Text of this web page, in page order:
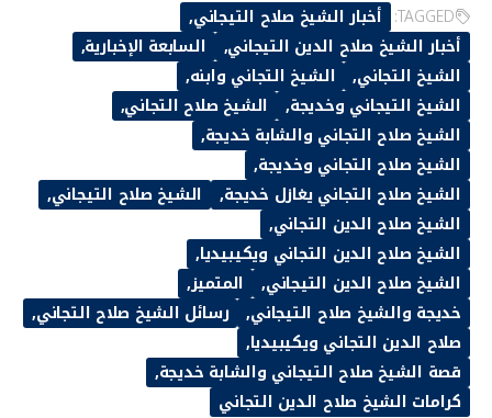
TAGGED: أخبار الشيخ صلاح التيجاني
أخبار الشيخ صلاح الدين التيجاني
السابعة الإخبارية
الشيخ التجاني
الشيخ التجاني وابنه
الشيخ التيجاني وخديجة
الشيخ صلاح التجاني
الشيخ صلاح التجاني والشابة خديجة
الشيخ صلاح التجاني وخديجة
الشيخ صلاح التجاني يغازل خديجة
الشيخ صلاح التيجاني
الشيخ صلاح الدين التجاني
الشيخ صلاح الدين التجاني ويكيبيديا
الشيخ صلاح الدين التيجاني
المتميز
خديجة والشيخ صلاح التيجاني
رسائل الشيخ صلاح التجاني
صلاح الدين التجاني ويكيبيديا
قصة الشيخ صلاح التيجاني والشابة خديجة
كرامات الشيخ صلاح الدين التجاني